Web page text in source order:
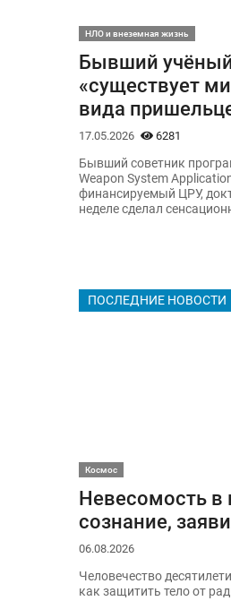
НЛО и внеземная жизнь
Бывший
«существует
вида
17.05.2026 6281
Бывший советник
Weapon System
финансируемый ЦРУ,
неделе сделал
ПОСЛЕДНИЕ НОВОСТИ
Космос
Невесомость в
сознание,
06.08.2026
Человечество
как защитить тело от